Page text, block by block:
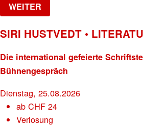
WEITER
SIRI HUSTVEDT •
Die international gefeierte
Bühnengespräch
Dienstag, 25.08.2026
abCHF 24
Verlosung